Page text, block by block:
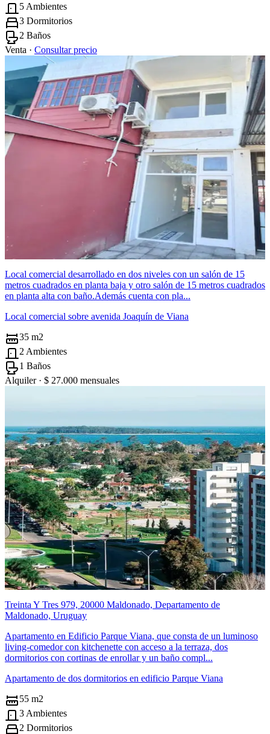
5 Ambientes
3 Dormitorios
2 Baños
Venta · Consultar precio
Local comercial desarrollado en dos niveles con un salón de 15
metros cuadrados en planta baja y otro salón de 15 metros cuadrados
en planta alta con baño.Además cuenta con pla...
Local comercial sobre avenida Joaquín de Viana
35 m2
2 Ambientes
1 Baños
Alquiler · $ 27.000 mensuales
Treinta Y Tres 979, 20000 Maldonado, Departamento de
Maldonado, Uruguay
Apartamento en Edificio Parque Viana, que consta de un luminoso
living-comedor con kitchenette con acceso a la terraza, dos
dormitorios con cortinas de enrollar y un baño compl...
Apartamento de dos dormitorios en edificio Parque Viana
55 m2
3 Ambientes
2 Dormitorios